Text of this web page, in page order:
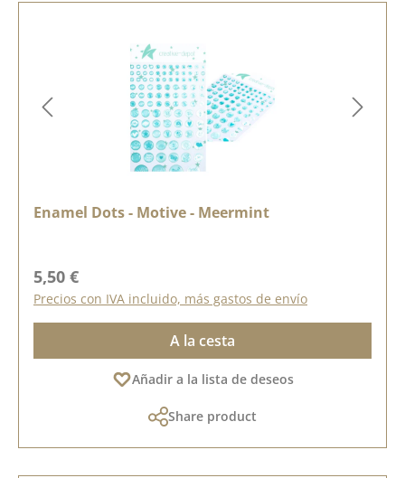
Enamel Dots - Motive - Meermint
Precio normal:
5,50 €
Precios con IVA incluido, más gastos de envío
A la cesta
Añadir a la lista de deseos
Share product